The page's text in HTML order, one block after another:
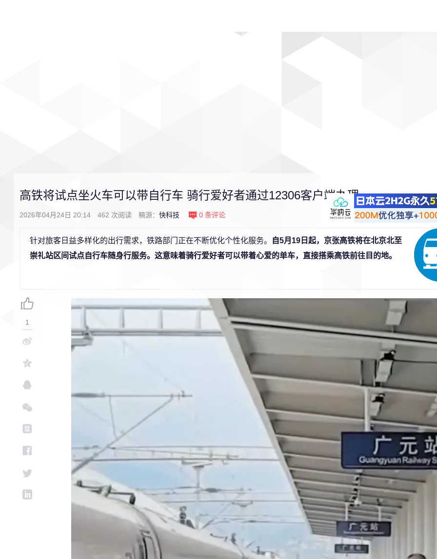
高铁将试点坐火车可以带自行车 骑行爱好者通过12306客户端办理
2026年04月24日 20:14 462 次阅读 稿源： 快科技 0 条评论
针对旅客日益多样化的出行需求，铁路部门正在不断优化个性化服务。
自5月19日起，京张高铁将在北京北至
崇礼站区间试点自行车随身行服务。这意味着骑行爱好者可以带着心爱的单车，直接搭乘高铁前往目的地。
1